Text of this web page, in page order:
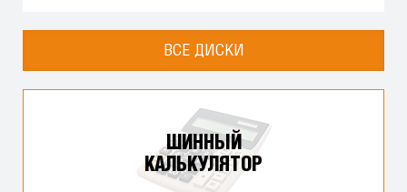
ВСЕ ДИСКИ
ШИННЫЙ
КАЛЬКУЛЯТОР